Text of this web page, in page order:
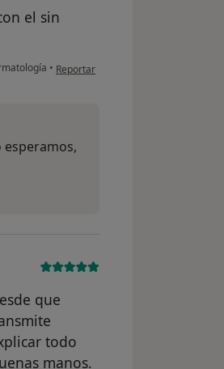
el sin
• en opinión del usuario Cecilia Jara Diaz
Reportar
esperamos,
que
todo
manos.